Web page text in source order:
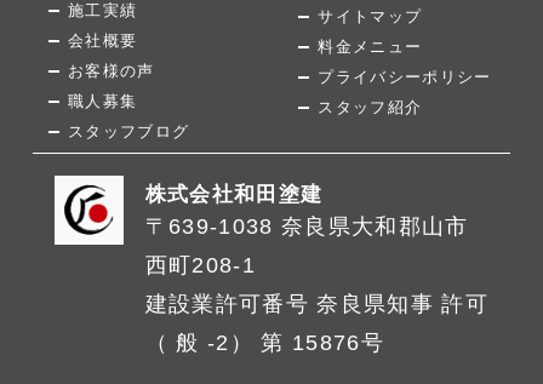
施工実績
会社概要
お客様の声
職人募集
スタッフブログ
サイトマップ
料金メニュー
プライバシーポリシー
スタッフ紹介
株式会社和田塗建
〒639-1038 奈良県大和郡山市
西町208-1
建設業許可番号 奈良県知事 許可
（ 般 -2） 第 15876号